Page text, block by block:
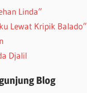
Linda”
Lewat Kripik Balado”
Djalil
Blog